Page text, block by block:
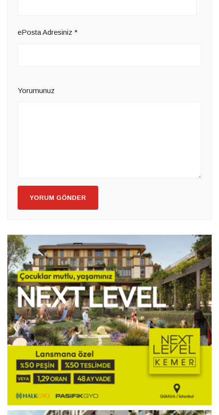
ePosta Adresiniz *
Yorumunuz
YORUM GÖNDER